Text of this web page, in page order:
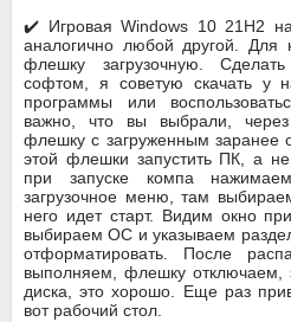
✔️ Игровая Windows 10 21H2 на
аналогично любой другой. Для
флешку загрузочную.
софтом, я советую скачать у
программы или
важно, что вы выбрали,
флешку с загруженным заранее
этой флешки запустить ПК, а не
при запуске компа
загрузочное меню, там
него идет старт. Видим окно
выбираем ОС и указываем
отформатировать. После
выполняем, флешку отключаем,
диска, это хорошо. Еще раз
вот рабочий стол.